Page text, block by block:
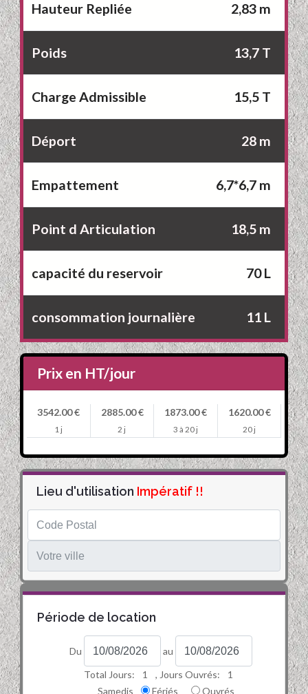
Hauteur Repliée 2,83 m
Poids 13,7 T
Charge Admissible 15,5 T
Déport 28 m
Empattement 6,7*6,7 m
Point d Articulation 18,5 m
capacité du reservoir 70 L
consommation journalière 11 L
Prix en HT/jour
3542.00 €
1 j
2885.00 €
2 j
1873.00 €
3 à 20 j
1620.00 €
20 j
Lieu d'utilisation Impératif !!
Période de location
Du au
Total Jours: 1 , Jours Ouvrés:
1
Samedis
Fériés Ouvrés